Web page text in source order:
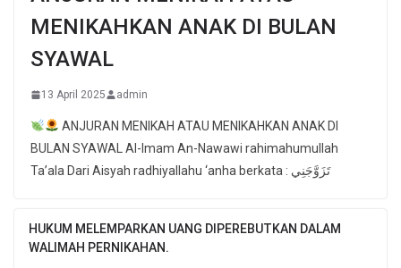
MENIKAHKAN ANAK DI BULAN
SYAWAL
13 April 2025 admin
ANJURAN MENIKAH ATAU MENIKAHKAN ANAK DI
BULAN SYAWAL Al-Imam An-Nawawi rahimahumullah
Ta’ala Dari Aisyah radhiyallahu ‘anha berkata : تَزَوَّجَنِي
HUKUM MELEMPARKAN UANG DIPEREBUTKAN DALAM
WALIMAH PERNIKAHAN.